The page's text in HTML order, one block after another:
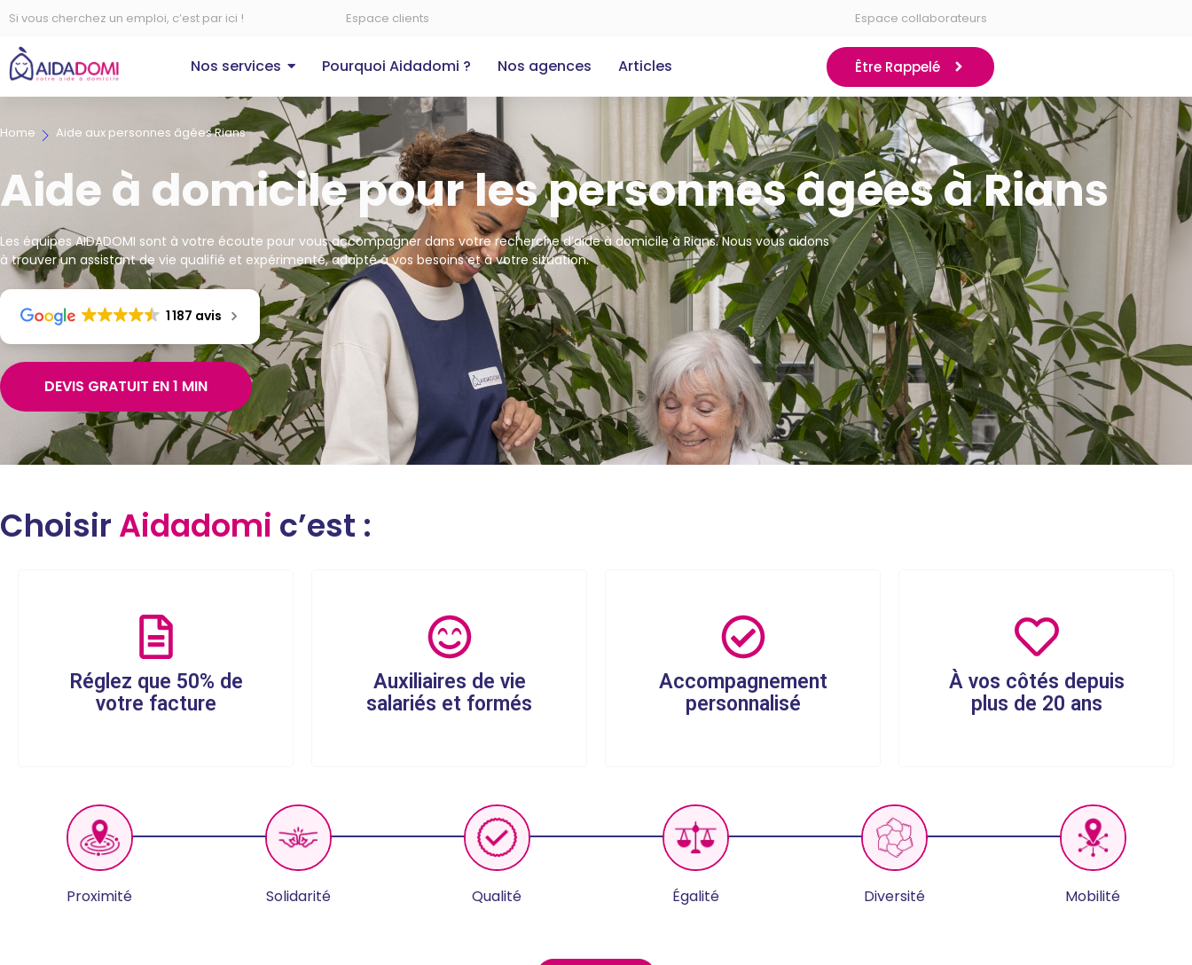
Si vous cherchez un emploi, c’est par ici ! Espace clients Espace collaborateurs
Nos services Pourquoi Aidadomi ? Nos agences Articles Être Rappelé
Home Aide aux personnes âgées Rians
Aide à domicile pour les personnes âgées à Rians
Les équipes AIDADOMI sont à votre écoute pour vous accompagner dans votre recherche d’aide à domicile à Rians. Nous vous aidons
à trouver un assistant de vie qualifié et expérimenté, adapté à vos besoins et à votre situation.
1 187 avis
DEVIS GRATUIT EN 1 MIN
Choisir Aidadomi c’est :
Réglez que 50% de
votre facture
Auxiliaires de vie
salariés et formés
Accompagnement
personnalisé
À vos côtés depuis
plus de 20 ans
Proximité Solidarité Qualité Égalité Diversité Mobilité